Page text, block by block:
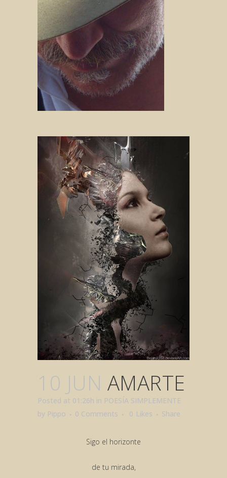
10 JUN AMARTE
Posted at 01:26h in POESÍA SIMPLEMENTE
by Pippo 0 Comments 0 Likes Share
Sigo el horizonte
de tu mirada,